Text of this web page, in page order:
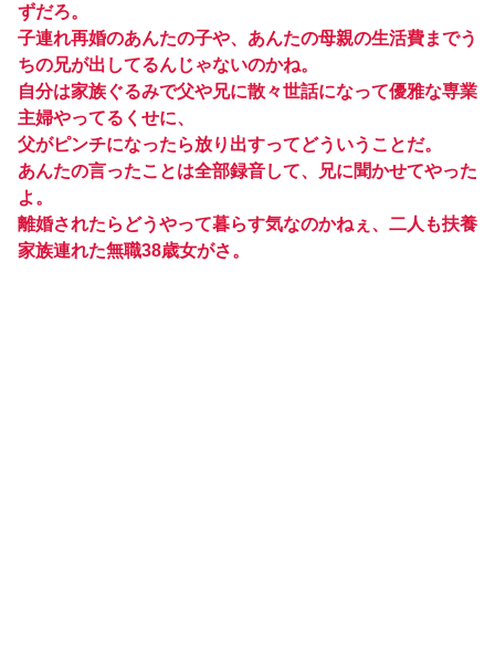
ずだろ。
子連れ再婚のあんたの子や、あんたの母親の生活費までう
ちの兄が出してるんじゃないのかね。
自分は家族ぐるみで父や兄に散々世話になって優雅な専業
主婦やってるくせに、
父がピンチになったら放り出すってどういうことだ。
あんたの言ったことは全部録音して、兄に聞かせてやった
よ。
離婚されたらどうやって暮らす気なのかねぇ、二人も扶養
家族連れた無職38歳女がさ。